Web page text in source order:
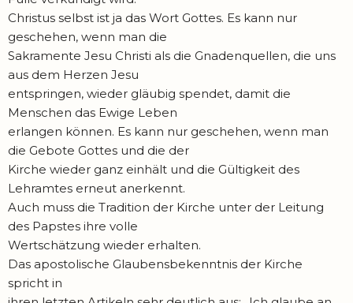
Christus selbst ist ja das Wort Gottes. Es kann nur
geschehen, wenn man die
Sakramente Jesu Christi als die Gnadenquellen, die uns
aus dem Herzen Jesu
entspringen, wieder gläubig spendet, damit die
Menschen das Ewige Leben
erlangen können. Es kann nur geschehen, wenn man
die Gebote Gottes und die der
Kirche wieder ganz einhält und die Gültigkeit des
Lehramtes erneut anerkennt.
Auch muss die Tradition der Kirche unter der Leitung
des Papstes ihre volle
Wertschätzung wieder erhalten.
Das apostolische Glaubensbekenntnis der Kirche
spricht in